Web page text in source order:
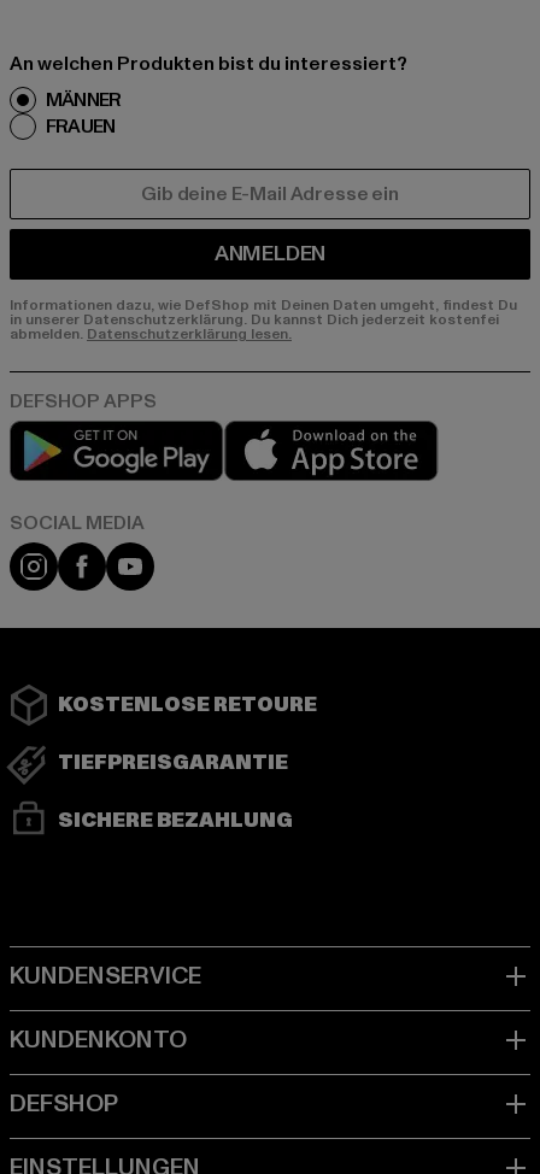
An welchen Produkten bist du interessiert?
MÄNNER
FRAUEN
ANMELDEN
Informationen dazu, wie DefShop mit Deinen Daten umgeht, findest Du
in unserer Datenschutzerklärung. Du kannst Dich jederzeit kostenfei
abmelden. Datenschutzerklärung lesen.
Play market
Instagram
FacebookYouTube
KOSTENLOSE RETOURE
TIEFPREISGARANTIE
SICHERE BEZAHLUNG